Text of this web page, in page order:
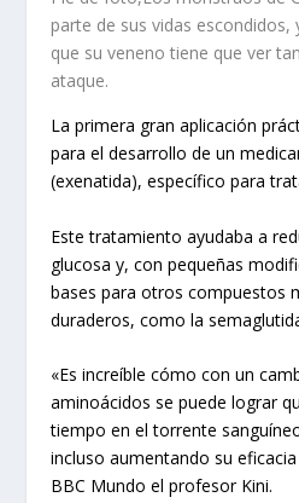
parte de sus vidas escondidos,
que su veneno tiene que ver
ataque.
La primera gran aplicación
para el desarrollo de un
(exenatida), específico para
Este tratamiento ayudaba a
glucosa y, con pequeñas
bases para otros compuestos
duraderos, como la
«Es increíble cómo con un
aminoácidos se puede lograr
tiempo en el torrente
incluso aumentando su
BBC Mundo el profesor Kini.